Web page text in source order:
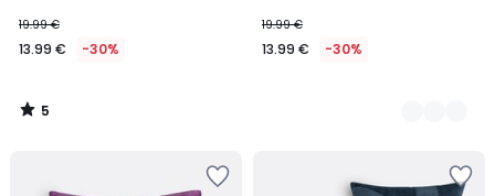
19.99 €
13.99 € -30%
5
/
19.99 €
13.99 € -30%